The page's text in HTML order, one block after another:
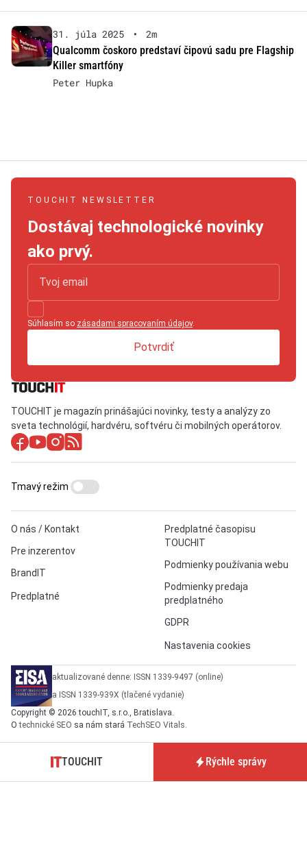
31. júla 2025 •
2m
Qualcomm čoskoro predstaví čipovú sadu pre Flagship
Killer smartfóny
Peter Hupka
TOUCHIT NEWSLETTER
Dostávaj technologické novinky
ako prvý.
Súhlasím so zásadami spracovaním údajov.
Potvrdiť
TOUCHIT je magazín prinášajúci novinky, testy a analýzy zo
sveta technológií, hardvéru, softvéru či mobilných operátorov.
O nás / Kontakt
Pre inzerentov
BrandIT
Predplatné
Predplatné časopisu
TOUCHIT
Podmienky používania webu
Podmienky predaja
predplatného
GDPR
Nastavenia cookies
Tmavý režim
aktualizované denne: ISSN 1339-9497 (online)
a ISSN 1339-939X (tlačené vydanie)
Copyright © 2026 touchIT, s.r.o., Bratislava.
Otechnické SEO sa nám stará TechSEO Vitals.
TOUCHIT Rýchle správy